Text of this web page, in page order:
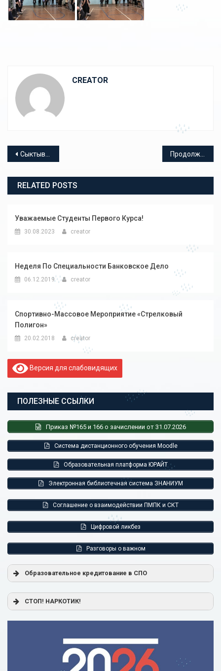
CREATOR
Навигация по записям
Сыктывкарский кооперативный техникум отметил 90-летний юбилей Продолжается набор на заочную форму обучения
RELATED POSTS
Уважаемые Студенты Первого Курса!
30.08.2023 creator
Неделя По Специальности Банковское Дело
06.12.2019 creator
Спортивно-Массовое Мероприятие «Стрелковый
Полигон»
20.02.2018 creator
Версия для слабовидящих
ПОЛЕЗНЫЕ ССЫЛКИ
Приказ №165 и 166 о зачислении от 31.07.2026
Система дистанционного обучения Moodle
Образовательная платформа ЮРАЙТ
Электронная библиотечная система ЗНАНИУМ
Соглашение о взаимодействии ПМПК и СКТ
Цифровой ликбез
Разговоры о важном
Образовательное кредитование в СПО
Постановление Правительства РФ от 17.11.2025 г. № 1824
«О государственной поддержке образовательного
кредитования»
р
Образовательное кредитование: пособие для студентов
СТОП! НАРКОТИК!
Сделай правильный выбор